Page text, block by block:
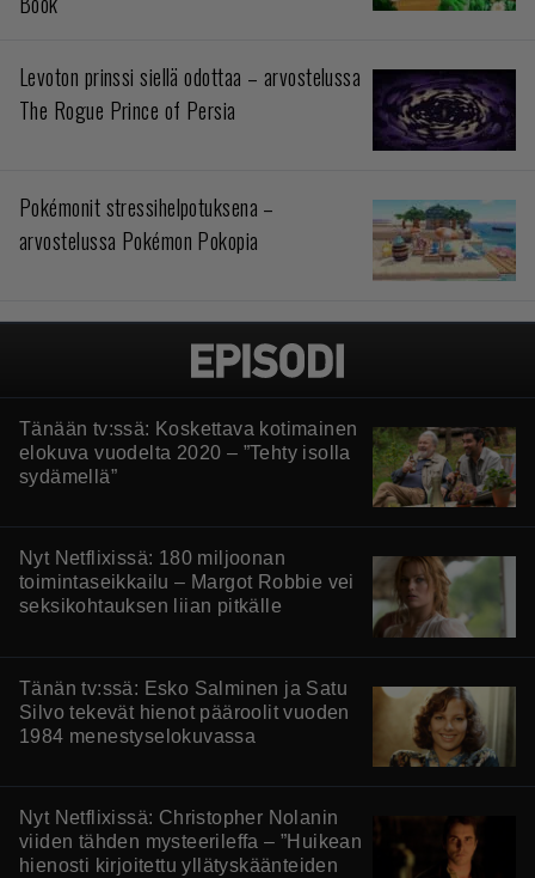
Levoton prinssi siellä odottaa – arvostelussa
The Rogue Prince of Persia
Pokémonit stressihelpotuksena –
arvostelussa Pokémon Pokopia
Tänään tv:ssä: Koskettava kotimainen
elokuva vuodelta 2020 – ”Tehty isolla
sydämellä”
Nyt Netflixissä: 180 miljoonan
toimintaseikkailu – Margot Robbie vei
seksikohtauksen liian pitkälle
Tänän tv:ssä: Esko Salminen ja Satu
Silvo tekevät hienot pääroolit vuoden
1984 menestyselokuvassa
Nyt Netflixissä: Christopher Nolanin
viiden tähden mysteerileffa – ”Huikean
hienosti kirjoitettu yllätyskäänteiden